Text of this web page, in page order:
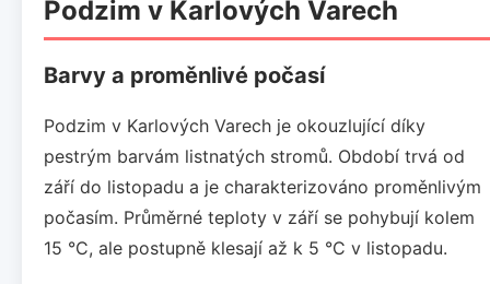
Podzim v Karlových Varech
Barvy a proměnlivé počasí
Podzim v Karlových Varech je okouzlující díky
pestrým barvám listnatých stromů. Období trvá od
září do listopadu a je charakterizováno proměnlivým
počasím. Průměrné teploty v září se pohybují kolem
15 °C, ale postupně klesají až k 5 °C v listopadu.